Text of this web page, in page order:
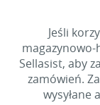
Jeśli
Sellasist, aby
zamówień.
wysyłane